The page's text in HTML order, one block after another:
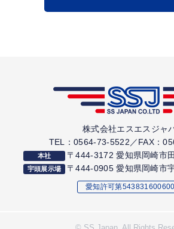
この車両に関するお問い合わせ・ご商
軽にご連絡ください。
▶ お問い合わせはこち
▶ 大型トラクタの在庫一覧
株式会社エスエスジャ
TEL：0564-73-5522／FAX：
本社 〒444-3172 愛知県岡崎市
宇頭展示場 〒444-0905 愛知県岡崎市
愛知許可第